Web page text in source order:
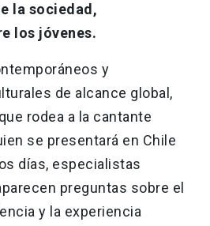
la sociedad,
los jóvenes.
y
de alcance global,
rodea a la cantante
se presentará en Chile
días, especialistas
preguntas sobre el
y la experiencia